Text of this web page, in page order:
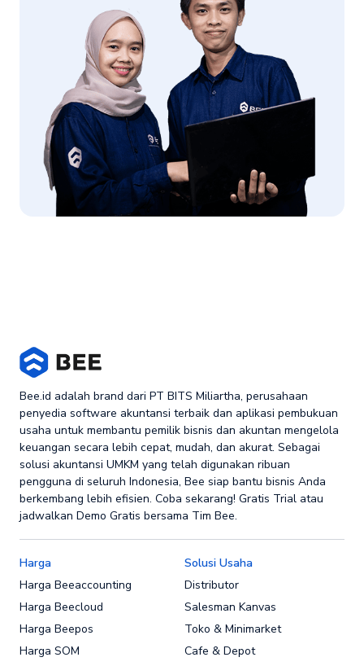
Bee.id adalah brand dari PT BITS Miliartha, perusahaan
penyedia software akuntansi terbaik dan aplikasi pembukuan
usaha untuk membantu pemilik bisnis dan akuntan mengelola
keuangan secara lebih cepat, mudah, dan akurat. Sebagai
solusi akuntansi UMKM yang telah digunakan ribuan
pengguna di seluruh Indonesia, Bee siap bantu bisnis Anda
berkembang lebih efisien. Coba sekarang! Gratis Trial atau
jadwalkan Demo Gratis bersama Tim Bee.
Harga
Harga Beeaccounting
Harga Beecloud
Harga Beepos
Harga SOM
Solusi Usaha
Distributor
Salesman Kanvas
Toko & Minimarket
Cafe & Depot